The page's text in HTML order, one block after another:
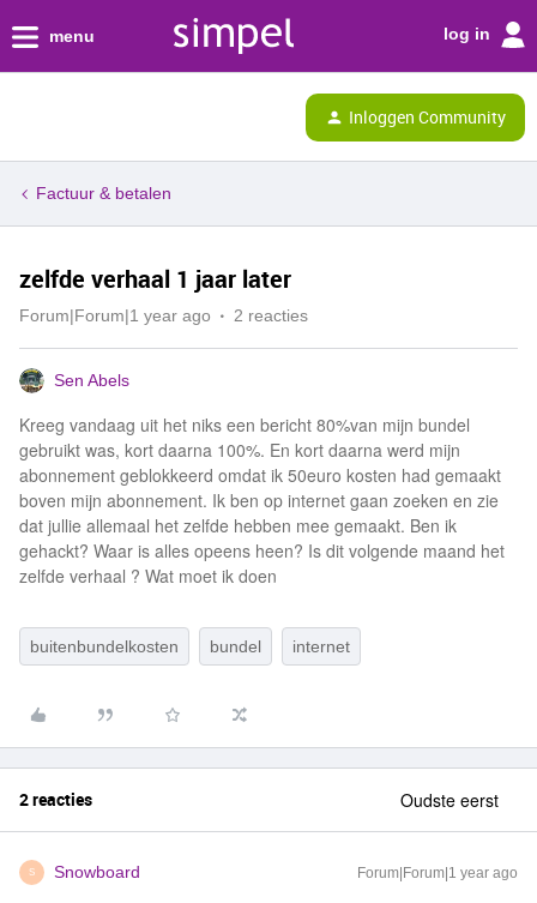
menu log in
Inloggen Community
Factuur & betalen
zelfde verhaal 1 jaar later
Forum|Forum|1 year ago 2 reacties
Sen Abels
Kreeg vandaag uit het niks een bericht 80%van mijn bundel
gebruikt was, kort daarna 100%. En kort daarna werd mijn
abonnement geblokkeerd omdat ik 50euro kosten had gemaakt
boven mijn abonnement. Ik ben op internet gaan zoeken en zie
dat jullie allemaal het zelfde hebben mee gemaakt. Ben ik
gehackt? Waar is alles opeens heen? Is dit volgende maand het
zelfde verhaal ? Wat moet ik doen
buitenbundelkosten bundel internet
2 reacties Oudste eerst
S Snowboard Forum|Forum|1 year ago